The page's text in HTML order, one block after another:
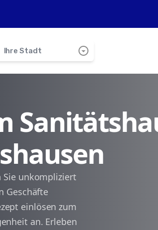
Ihre Stadt arrow_drop_down_circle
unkompliziert
Geschäfte
einlösen zum
an. Erleben